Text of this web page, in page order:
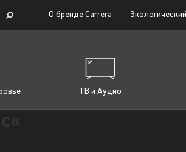
О бренде Carrera
ТВ и Аудио